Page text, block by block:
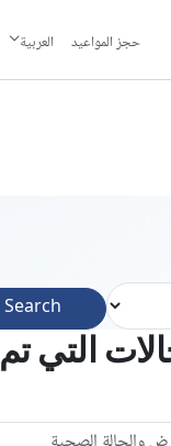
حجز المواعيد العربية
Search
التي تم